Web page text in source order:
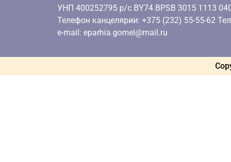
УНП 400252795 р/с BY74 BPSB 3015 1113
Телефон канцелярии: +375 (232) 55-55-62
e-mail: eparhia.gomel@mail.ru